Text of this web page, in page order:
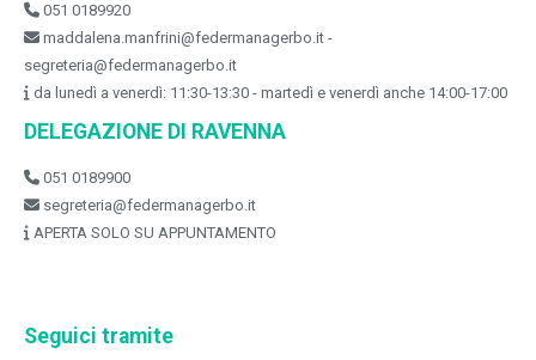
051 0189920
maddalena.manfrini@federmanagerbo.it -
segreteria@federmanagerbo.it
da lunedì a venerdì: 11:30-13:30 - martedì e venerdì anche 14:00-17:00
DELEGAZIONE DI RAVENNA
051 0189900
segreteria@federmanagerbo.it
APERTA SOLO SU APPUNTAMENTO
Seguici tramite